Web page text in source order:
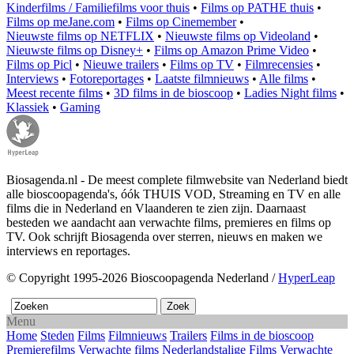
Kinderfilms / Familiefilms voor thuis • Films op PATHE thuis •
Films op meJane.com • Films op Cinemember•
Nieuwste films op NETFLIX • Nieuwste films op Videoland •
Nieuwste films op Disney+ • Films op Amazon Prime Video •
Films op Picl • Nieuwe trailers • Films op TV • Filmrecensies •
Interviews • Fotoreportages • Laatste filmnieuws • Alle films •
Meest recente films • 3D films in de bioscoop • Ladies Night films •
Klassiek • Gaming
Biosagenda.nl - De meest complete filmwebsite van Nederland biedt
alle bioscoopagenda's, óók THUIS VOD, Streaming en TV en alle
films die in Nederland en Vlaanderen te zien zijn. Daarnaast
besteden we aandacht aan verwachte films, premieres en films op
TV. Ook schrijft Biosagenda over sterren, nieuws en maken we
interviews en reportages.
© Copyright 1995-2026 Bioscoopagenda Nederland /HyperLeap
Menu
Home Steden Films Filmnieuws Trailers Films in de bioscoop
Premierefilms Verwachte films Nederlandstalige Films Verwachte